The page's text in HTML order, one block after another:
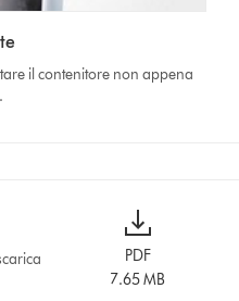
il contenitore non appena
PDF
7.65 MB